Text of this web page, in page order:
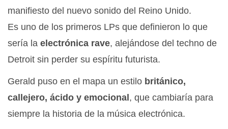
manifiesto del nuevo sonido del Reino Unido.
Es uno de los primeros LPs que definieron lo que
sería la electrónica rave, alejándose del techno de
Detroit sin perder su espíritu futurista.
Gerald puso en el mapa un estilo británico,
callejero, ácido y emocional, que cambiaría para
siempre la historia de la música electrónica.